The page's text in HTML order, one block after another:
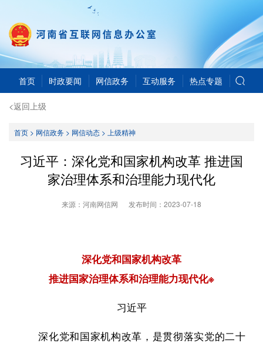
首页 时政要闻 网信政务 互动服务 热点专题
<返回上级
首页> 网信政务> 网信动态> 上级精神
习近平：深化党和国家机构改革 推进国
家治理体系和治理能力现代化
来源：河南网信网 发布时间： 2023-07-18
深化党和国家机构改革
推进国家治理体系和治理能力现代化※
习近平
深化党和国家机构改革，是贯彻落实党的二十